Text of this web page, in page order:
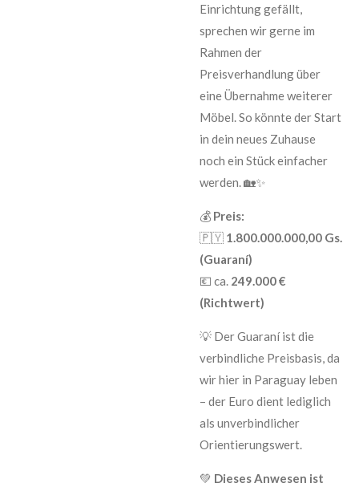
Einrichtung gefällt,
sprechen wir gerne im
Rahmen der
Preisverhandlung über
eine Übernahme weiterer
Möbel. So könnte der Start
in dein neues Zuhause
noch ein Stück einfacher
werden. 🏡✨
💰 Preis:
🇵🇾 1.800.000.000,00 Gs.
(Guaraní)
💶 ca. 249.000 €
(Richtwert)
💡 Der Guaraní ist die
verbindliche Preisbasis, da
wir hier in Paraguay leben
– der Euro dient lediglich
als unverbindlicher
Orientierungswert.
💚 Dieses Anwesen ist